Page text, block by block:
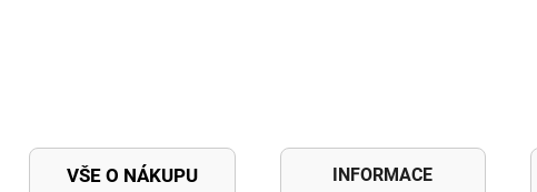
VŠE O NÁKUPU INFORMACE